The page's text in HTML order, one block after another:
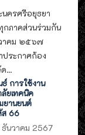
นครศรีอยุธยา
กภาคส่วนร่วมกัน
าคม ๒๕๖๗
ระกาศก้อง
...
การใช้งาน
ยเทคนิค
ยานยนต์
ส 66
นวาคม 2567